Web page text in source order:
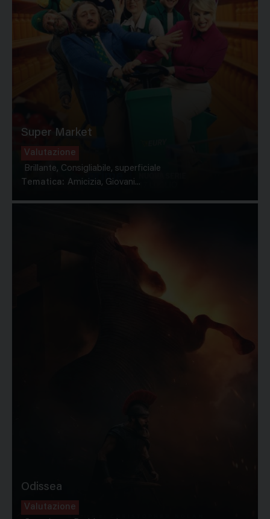
Super Market
Valutazione
Brillante, Consigliabile, superficiale
Tematica: Amicizia, Giovani...
Odissea
Valutazione